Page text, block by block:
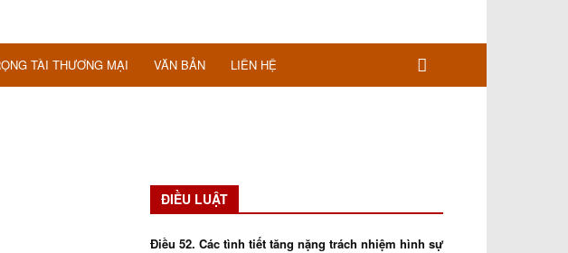
TÀI THƯƠNG MẠI VĂN BẢN LIÊN HỆ
ĐIỀU LUẬT
Điều 52. Các tình tiết tăng nặng trách nhiệm hình sự